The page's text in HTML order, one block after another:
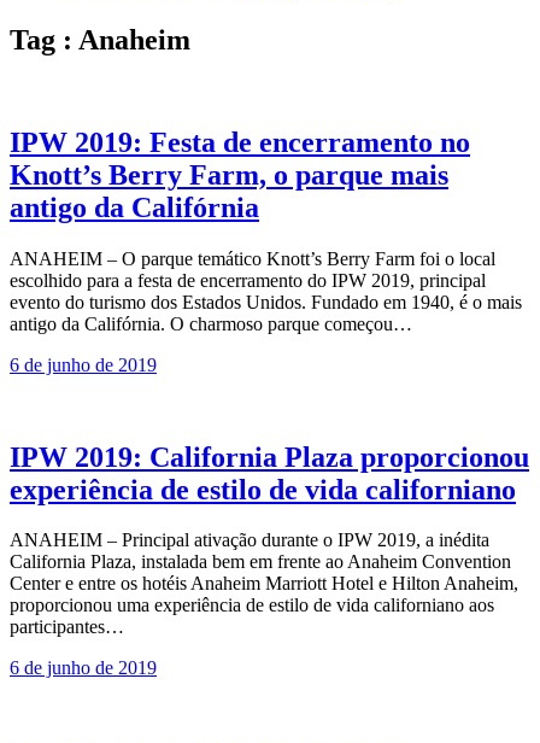
Tag : Anaheim
IPW 2019: Festa de encerramento no
Knott’s Berry Farm, o parque mais
antigo da Califórnia
ANAHEIM – O parque temático Knott’s Berry Farm foi o local
escolhido para a festa de encerramento do IPW 2019, principal
evento do turismo dos Estados Unidos. Fundado em 1940, é o mais
antigo da Califórnia. O charmoso parque começou…
6 de junho de 2019
IPW 2019: California Plaza proporcionou
experiência de estilo de vida californiano
ANAHEIM – Principal ativação durante o IPW 2019, a inédita
California Plaza, instalada bem em frente ao Anaheim Convention
Center e entre os hotéis Anaheim Marriott Hotel e Hilton Anaheim,
proporcionou uma experiência de estilo de vida californiano aos
participantes…
6 de junho de 2019